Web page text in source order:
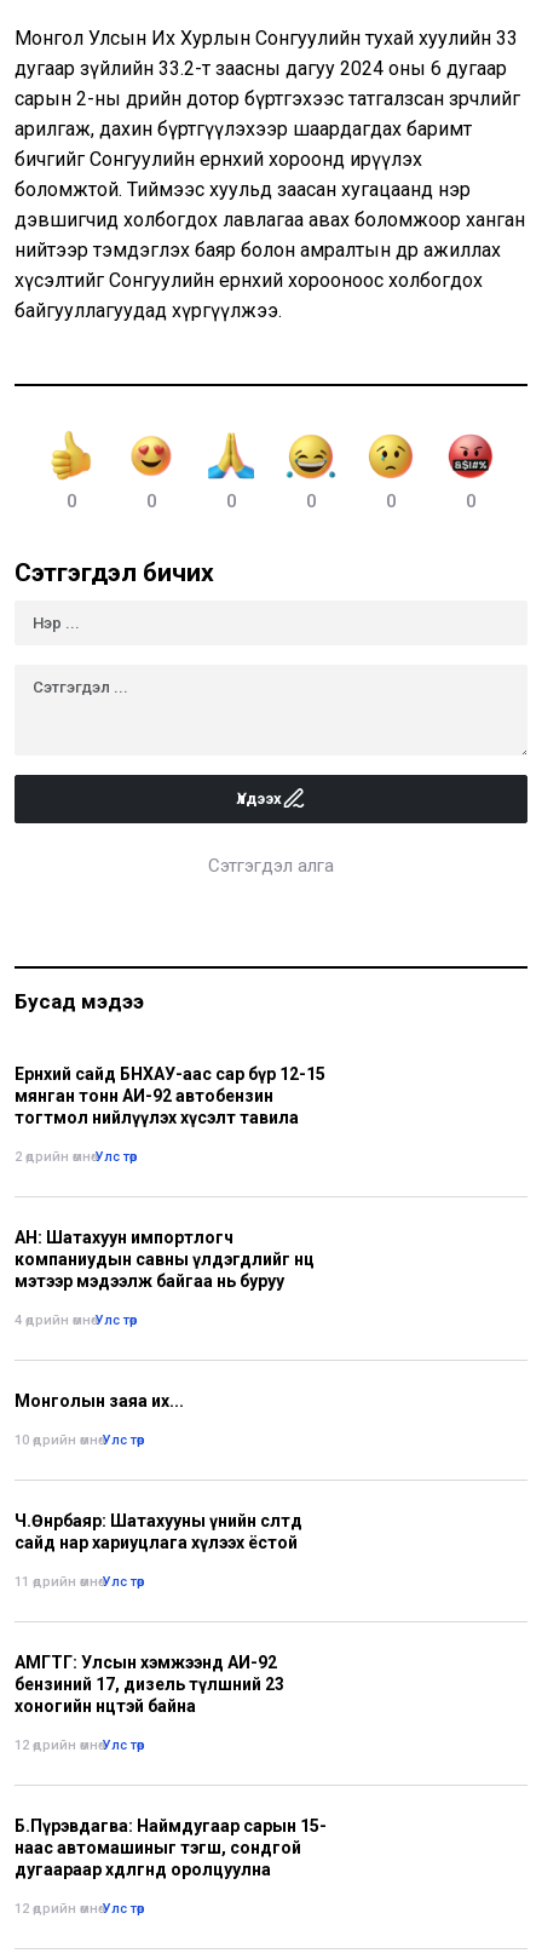
Монгол Улсын Их Хурлын Сонгуулийн тухай хуулийн 33
дугаар зүйлийн 33.2-т заасны дагуу 2024 оны 6 дугаар
сарын 2-ны өдрийн дотор бүртгэхээс татгалзсан зөрчлийг
арилгаж, дахин бүртгүүлэхээр шаардагдах баримт
бичгийг Сонгуулийн ерөнхий хороонд ирүүлэх
боломжтой. Тиймээс хуульд заасан хугацаанд нэр
дэвшигчид холбогдох лавлагаа авах боломжоор ханган
нийтээр тэмдэглэх баяр болон амралтын өдөр ажиллах
хүсэлтийг Сонгуулийн ерөнхий хорооноос холбогдох
байгууллагуудад хүргүүлжээ.
0 0 0 0 0 0
Сэтгэгдэл бичих
Үлдээх
Сэтгэгдэл алга
Бусад мэдээ
Ерөнхий сайд БНХАУ-аас сар бүр 12-15
мянган тонн АИ-92 автобензин
тогтмол нийлүүлэх хүсэлт тавила
2 өдрийн өмнө•Улс төр
АН: Шатахуун импортлогч
компаниудын савны үлдэгдлийг нөөц
мэтээр мэдээлж байгаа нь буруу
4 өдрийн өмнө•Улс төр
Монголын заяа их...
10 өдрийн өмнө•Улс төр
Ч.Өнөрбаяр: Шатахууны үнийн өсөлтөд
сайд нар хариуцлага хүлээх ёстой
11 өдрийн өмнө•Улс төр
АМГТГ: Улсын хэмжээнд АИ-92
бензиний 17, дизель түлшний 23
хоногийн нөөцтэй байна
12 өдрийн өмнө•Улс төр
Б.Пүрэвдагва: Наймдугаар сарын 15-
наас автомашиныг тэгш, сондгой
дугаараар хөдөлгөөнд оролцуулна
12 өдрийн өмнө•Улс төр